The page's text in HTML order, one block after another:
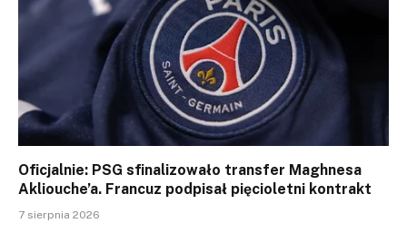
Oficjalnie: PSG sfinalizowało transfer Maghnesa
Akliouche’a. Francuz podpisał pięcioletni kontrakt
7 sierpnia 2026